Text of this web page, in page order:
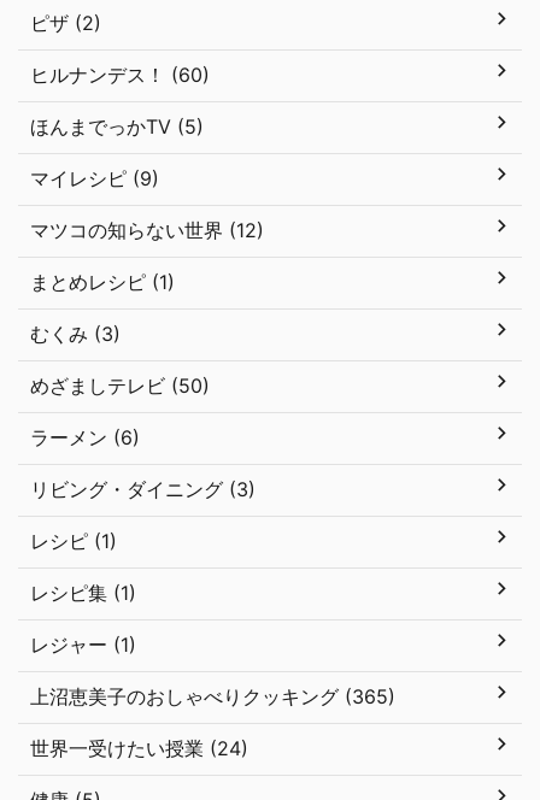
ピザ (2)
ヒルナンデス！ (60)
ほんまでっかTV (5)
マイレシピ (9)
マツコの知らない世界 (12)
まとめレシピ (1)
むくみ (3)
めざましテレビ (50)
ラーメン (6)
リビング・ダイニング (3)
レシピ (1)
レシピ集 (1)
レジャー (1)
上沼恵美子のおしゃべりクッキング (365)
世界一受けたい授業 (24)